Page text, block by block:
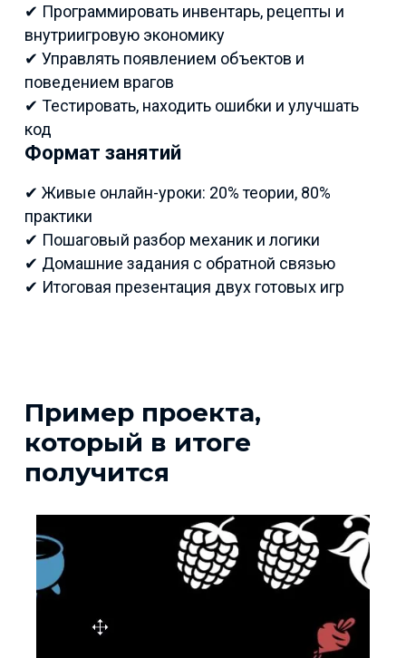
✔ Программировать инвентарь, рецепты и
внутриигровую экономику
✔ Управлять появлением объектов и
поведением врагов
✔ Тестировать, находить ошибки и улучшать
код
Формат занятий
✔ Живые онлайн-уроки: 20% теории, 80%
практики
✔ Пошаговый разбор механик и логики
✔ Домашние задания с обратной связью
✔ Итоговая презентация двух готовых игр
Пример проекта,
который в итоге
получится